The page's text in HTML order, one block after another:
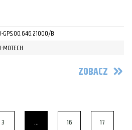
GPS.00.646.21000/B
MOTECH
ZOBACZ
3 … 16 17